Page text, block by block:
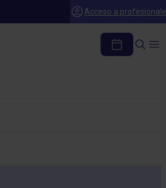
Acceso a
Y RH